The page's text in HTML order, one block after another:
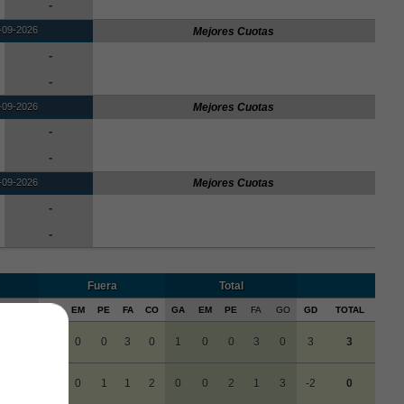
-
Mejores Cuotas
09-2026
-
-
Mejores Cuotas
09-2026
-
-
Mejores Cuotas
09-2026
-
-
Fuera Total
EM PE FA CO GA EM PE FA GO GD TOTAL
0 0 3 0 1 0 0 3 0 3 3
0 1 1 2 0 0 2 1 3 -2 0